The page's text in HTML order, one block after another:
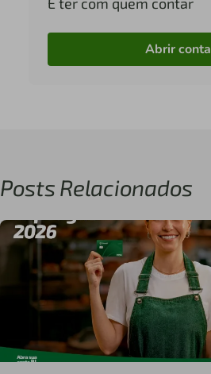
Abrir conta
Posts Relacionados